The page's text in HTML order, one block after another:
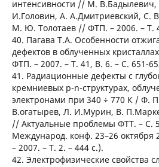
интенсивности // М.
И.Головин, А. А.Дмитриевский, С.
М. Ю. Толотаев // ФТП. – 2006. – Т.
40. Пагава Т.А. Особенности
дефектов в облученных
ФТП. – 2007. – Т. 41, В. 6. – С. 651-
41. Радиационные дефекты с
кремниевых p-n-структурах,
электронами при 340 ÷ 770 К / Ф.
В.огатырев, Л. И.Мурин, В.
// Актуальные проблемы ФТТ. – С.
Международ. конф. 23–26 октября
– 2007. – Т. 2. – 444 с.).
42. Электрофизические свойства